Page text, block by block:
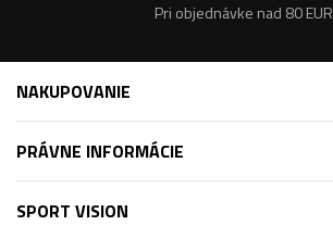
Pri objednávke nad 80 EUR
NAKUPOVANIE
PRÁVNE INFORMÁCIE
SPORT VISION